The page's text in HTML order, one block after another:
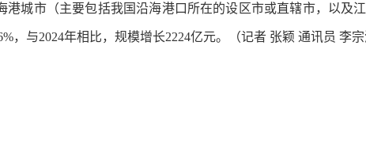
城市（主要包括我国沿海港口所在的设区市或直辖市，以及
，与2024年相比，规模增长2224亿元。（记者 张颖 通讯员 李宗